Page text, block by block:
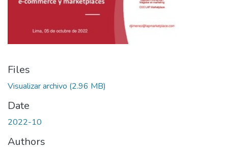
Files
Visualizar archivo (2.96 MB)
Date
2022-10
Authors